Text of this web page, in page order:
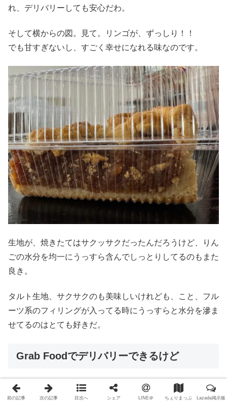
れ、デリバリーしても安心だわ。
そして横からの図。見て。リンゴが、ずっしり！！
でも甘すぎないし、すごく幸せになれる味なのです。
生地が、焼きたてはサクッサクだったんだろうけど、りん
ごの水分を均一にうっすら含んでしっとりしてるのもまた
良き。
タルト生地、サクサクのも美味しいけれども、こと、フル
ーツ系のフィリングが入ってる時にうっすらと水分を滲ま
せてるのはとても好きだ。
Grab Foodでデリバリーできるけど
で、見てみたら、大抵のものはあるのですが、リンゴタル
トが、ない？！
前の記事 次の記事 目次へ シェア LINE＠ ちぇりまっぷ Lazada掲示板